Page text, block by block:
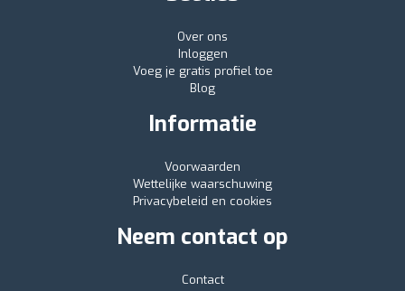
Over ons
Inloggen
Voeg je gratis profiel toe
Blog
Informatie
Voorwaarden
Wettelijke waarschuwing
Privacybeleid en cookies
Neem contact op
Contact